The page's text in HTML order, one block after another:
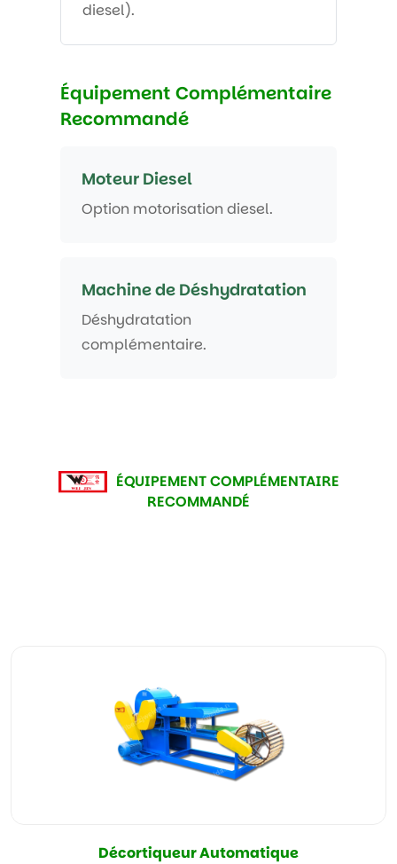
diesel).
Équipement Complémentaire
Recommandé
Moteur Diesel
Option motorisation diesel.
Machine de Déshydratation
Déshydratation
complémentaire.
ÉQUIPEMENT COMPLÉMENTAIRE
RECOMMANDÉ
Décortiqueur Automatique